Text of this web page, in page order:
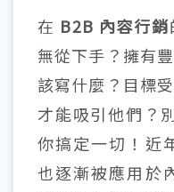
在 B2B 內容行銷
無從下手？擁有
該寫什麼？目標
才能吸引他們？
你搞定一切！近
也逐漸被應用於